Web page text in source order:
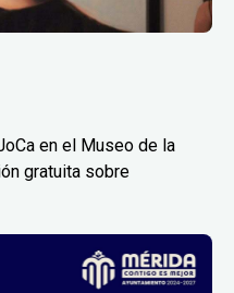
en el Museo de la
gratuita sobre